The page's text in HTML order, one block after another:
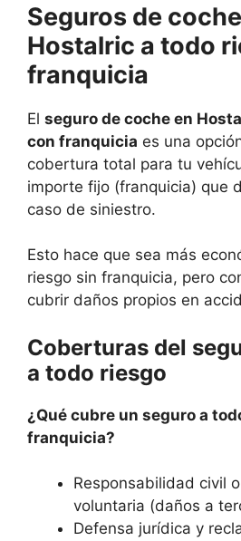
Seguros de
Hostalric a todo
franquicia
El seguro de coche en
con franquicia es una
cobertura total para tu
importe fijo (franquicia) que
caso de siniestro.
Esto hace que sea más
riesgo sin franquicia, pero
cubrir daños propios en
Coberturas del
a todo riesgo
¿Qué cubre un seguro a
franquicia?
Responsabilidad civil
voluntaria (daños a
Defensa jurídica y